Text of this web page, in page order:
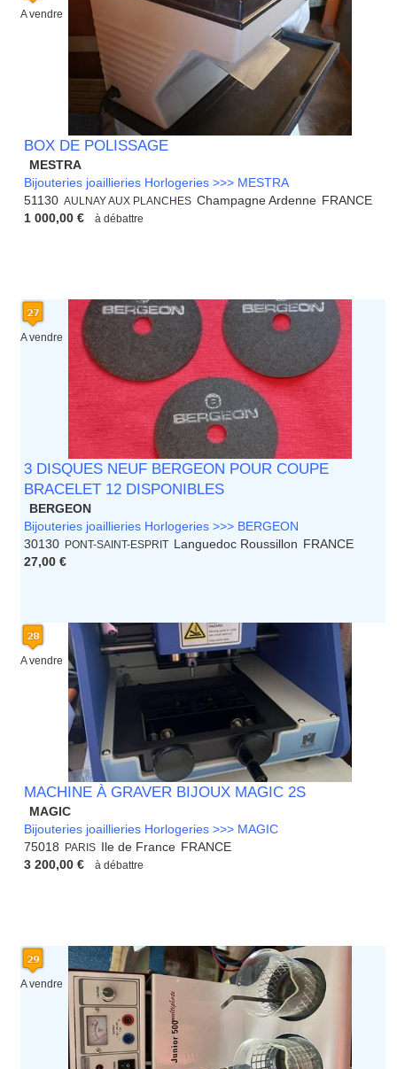
A vendre
BOX DE POLISSAGE
MESTRA
Bijouteries joaillieries Horlogeries >>> MESTRA
51130 AULNAY AUX PLANCHES Champagne Ardenne FRANCE
1 000,00 €
à débattre
A vendre
3 DISQUES NEUF BERGEON POUR COUPE
BRACELET 12 DISPONIBLES
BERGEON
Bijouteries joaillieries Horlogeries >>> BERGEON
30130
PONT-SAINT-ESPRIT Languedoc Roussillon FRANCE
27,00 €
A vendre
MACHINE À GRAVER BIJOUX MAGIC 2S
MAGIC
Bijouteries joaillieries Horlogeries >>> MAGIC
75018
PARIS Ile de France FRANCE
3 200,00 €
à débattre
A vendre